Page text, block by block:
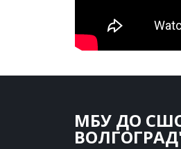
МБУ ДО